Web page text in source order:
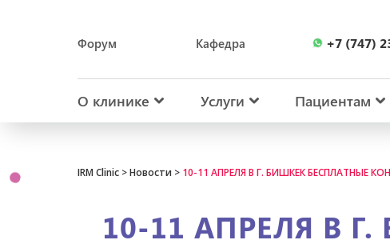
Форум Кафедра
+7 (747)
О клинике Услуги Пациентам
IRM Clinic >Новости > 10-11 АПРЕЛЯ В Г. БИШКЕК БЕСПЛАТНЫЕ
10-11 АПРЕЛЯ В